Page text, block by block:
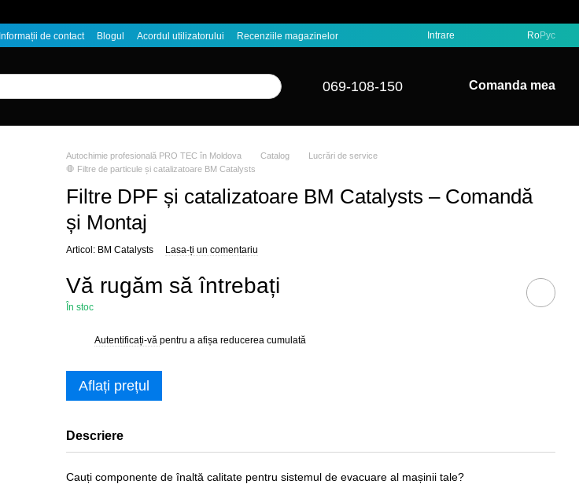
Informații de contact Blogul Acordul utilizatorului Recenziile magazinelor Intrare RoРус
069-108-150 Comanda mea
Autochimie profesională PRO TEC în Moldova Catalog
Lucrări de service
🛑 Filtre de particule și catalizatoare BM Catalysts
Filtre DPF și catalizatoare BM Catalysts – Comandă
și Montaj
Articol: BM Catalysts Lasa-ți un comentariu
Vă rugăm să întrebați
În stoc
Autentificați-vă pentru a afișa reducerea cumulată
Aflați prețul
Descriere
Cauți componente de înaltă calitate pentru sistemul de evacuare al mașinii tale?